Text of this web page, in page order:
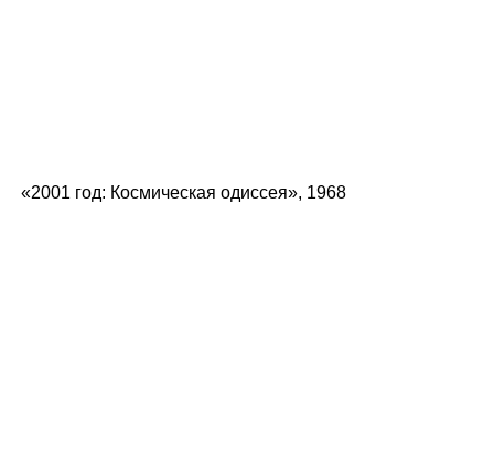
«2001 год: Космическая одиссея», 1968